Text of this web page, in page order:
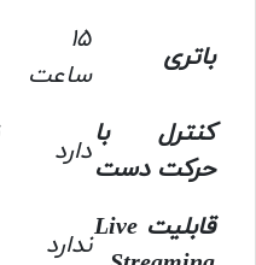
باتری
۱۵
ساعت
کنترل با
حرکت دست
دارد
قابلیت Live
ندارد